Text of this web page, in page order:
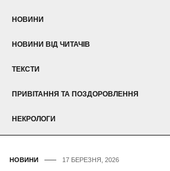
НОВИНИ
НОВИНИ ВІД ЧИТАЧІВ
ТЕКСТИ
ПРИВІТАННЯ ТА ПОЗДОРОВЛЕННЯ
НЕКРОЛОГИ
НОВИНИ 17 БЕРЕЗНЯ, 2026